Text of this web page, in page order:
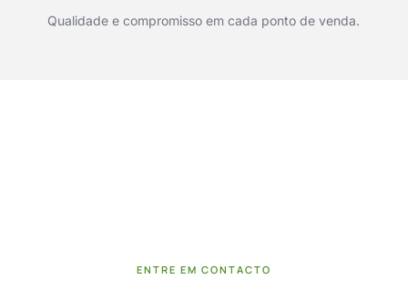
Qualidade e compromisso em cada ponto de venda.
ENTRE EM CONTACTO